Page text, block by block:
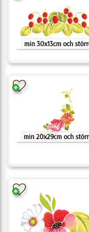
min 30x13cm och
min 20x29cm och